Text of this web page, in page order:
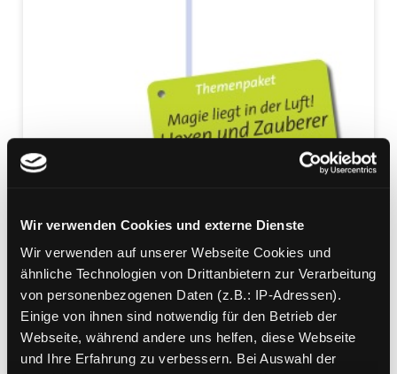
Wir verwenden Cookies und externe Dienste
Wir verwenden auf unserer Webseite Cookies und
ähnliche Technologien von Drittanbietern zur Verarbeitung
von personenbezogenen Daten (z.B.: IP-Adressen).
Einige von ihnen sind notwendig für den Betrieb der
Webseite, während andere uns helfen, diese Webseite
und Ihre Erfahrung zu verbessern. Bei Auswahl der